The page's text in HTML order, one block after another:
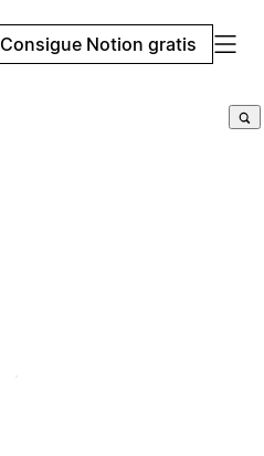
Consigue Notion gratis